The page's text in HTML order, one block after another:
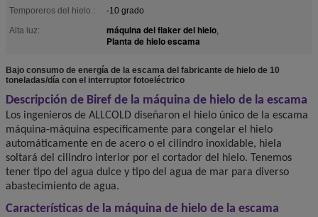
Temporeros del hielo.:
-10 grado
Alta luz:
máquina del flaker del hielo,
Planta de hielo escama
Bajo consumo de energía de la escama del fabricante de hielo de 10
toneladas/día con el interruptor fotoeléctrico
Descripción de Biref de la máquina de hielo de la escama
Los ingenieros de ALLCOLD diseñaron el hielo único de la escama
máquina-máquina específicamente para congelar el hielo
automáticamente en de acero o el cilindro inoxidable, hiela
soltará del cilindro interior por el cortador del hielo. Tenemos
tener tipo del agua dulce y tipo del agua de mar para diverso
abastecimiento de agua.
Características de la máquina de hielo de la escama